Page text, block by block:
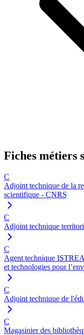
Fiches métiers
C
Adjoint technique de la
scientifique - CNRS
C
Adjoint technique
C
Agent technique
et technologies pour
C
Adjoint technique de
C
Magasinier des